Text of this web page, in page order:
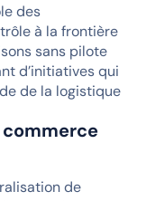
des
à la frontière
sans pilote
d’initiatives qui
de la logistique
commerce
de